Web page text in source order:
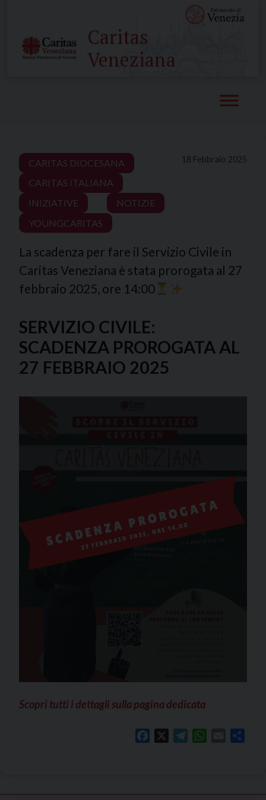
content
Caritas
Veneziana
18 Febbraio 2025
CARITAS DIOCESANA
CARITAS ITALIANA
INIZIATIVE
NOTIZIE
YOUNGCARITAS
La scadenza per fare il Servizio Civile in
Caritas Veneziana è stata prorogata al 27
febbraio 2025, ore 14:00
SERVIZIO CIVILE:
SCADENZA PROROGATA AL
27 FEBBRAIO 2025
Scopri tutti i dettagli sulla pagina dedicata
Facebook TelegramWhatsApp
Email